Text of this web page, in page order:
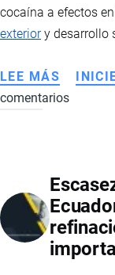
cocaína a efectos
exteriory desarrollo
LEE MÁS SOBRE
CÓMO
AFECTA
LA
comentarios